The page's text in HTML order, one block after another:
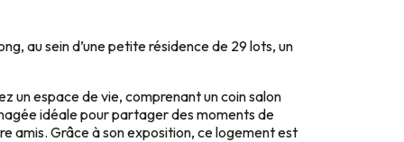
au sein d’une petite résidence de 29 lots, un
un espace de vie, comprenant un coin salon
idéale pour partager des moments de
amis. Grâce à son exposition, ce logement est